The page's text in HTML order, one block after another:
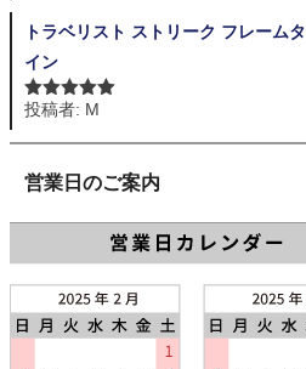
トラベリスト ストリーク フレーム
イン
5段階中 5の
投稿者: M
営業日のご案内